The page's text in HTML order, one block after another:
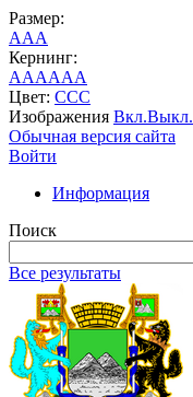
Размер:
AAA
Кернинг:
AAAAAA
Цвет: CCC
Изображения Вкл.Выкл.
Обычная версия сайта
Войти
Информация
Поиск
Все результаты